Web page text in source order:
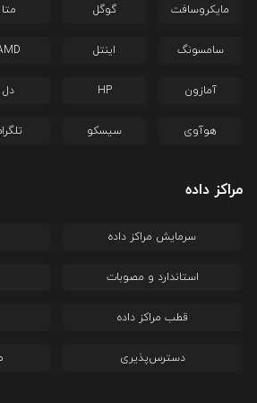
مایکروسافت گوگل متا
سامسونگ اینتل
آمازون HP دل
هوآوی سیسکو
مراکز داده
سرمایش مراکز داده
استاندارد و مصوبات
قطب مراکز داده
دسترس‌پذیری